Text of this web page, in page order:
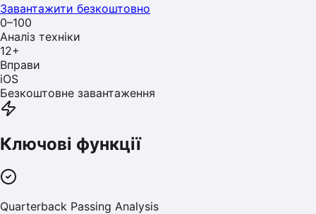
Завантажити безкоштовно
0–100
Аналіз техніки
12+
Вправи
iOS
Безкоштовне завантаження
Ключові функції
Quarterback Passing Analysis